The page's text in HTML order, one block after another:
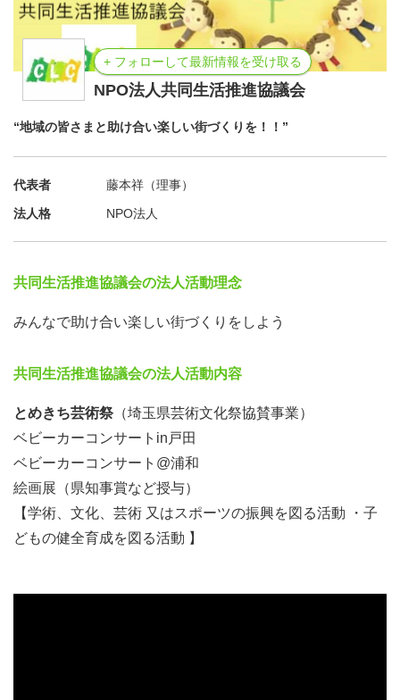
【主催】株式会社ナックプランニング
【協力】NPO法人 共同生活推進協議会・みにこん会
【承認】戸田市公民連携事業（福祉センターを利用した多
世代交流推進のためのアイデア及び連携）
+ フォローして最新情報を受け取る
NPO法人共同生活推進協議会
“地域の皆さまと助け合い楽しい街づくりを！！”
代表者
藤本祥（理事）
法人格
NPO法人
共同生活推進協議会の法人活動理念
みんなで助け合い楽しい街づくりをしよう
共同生活推進協議会の法人活動内容
とめきち芸術祭 （埼玉県芸術文化祭協賛事業）
ベビーカーコンサートin戸田
ベビーカーコンサート@浦和
絵画展（県知事賞など授与）
【学術、文化、芸術 又はスポーツの振興を図る活動 ・子
どもの健全育成を図る活動 】